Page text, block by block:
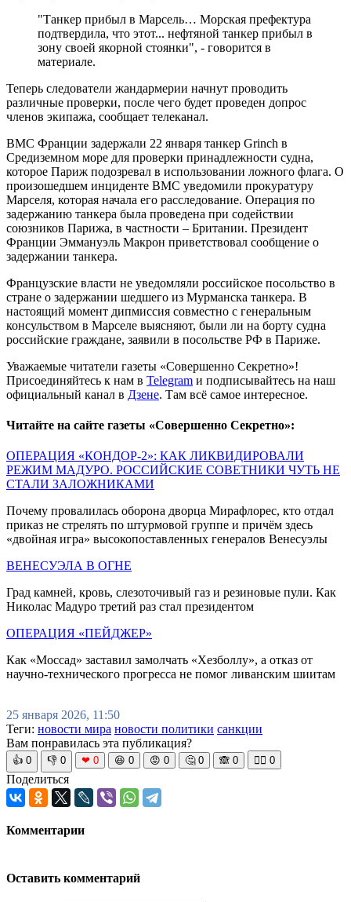
"Танкер прибыл в Марсель… Морская префектура
подтвердила, что этот... нефтяной танкер прибыл в
зону своей якорной стоянки", - говорится в
материале.
Теперь следователи жандармерии начнут проводить
различные проверки, после чего будет проведен допрос
членов экипажа, сообщает телеканал.
ВМС Франции задержали 22 января танкер Grinch в
Средиземном море для проверки принадлежности судна,
которое Париж подозревал в использовании ложного флага. О
произошедшем инциденте ВМС уведомили прокуратуру
Марселя, которая начала его расследование. Операция по
задержанию танкера была проведена при содействии
союзников Парижа, в частности – Британии. Президент
Франции Эммануэль Макрон приветствовал сообщение о
задержании танкера.
Французские власти не уведомляли российское посольство в
стране о задержании шедшего из Мурманска танкера. В
настоящий момент дипмиссия совместно с генеральным
консульством в Марселе выясняют, были ли на борту судна
российские граждане, заявили в посольстве РФ в Париже.
Уважаемые читатели газеты «Совершенно Секретно»!
Присоединяйтесь к нам в Telegram и подписывайтесь на наш
официальный канал в Дзене. Там всё самое интересное.
Читайте на сайте газеты «Совершенно Секретно»:
ОПЕРАЦИЯ «КОНДОР-2»: КАК ЛИКВИДИРОВАЛИ
РЕЖИМ МАДУРО. РОССИЙСКИЕ СОВЕТНИКИ ЧУТЬ НЕ
СТАЛИ ЗАЛОЖНИКАМИ
Почему провалилась оборона дворца Мирафлорес, кто отдал
приказ не стрелять по штурмовой группе и причём здесь
«двойная игра» высокопоставленных генералов Венесуэлы
ВЕНЕСУЭЛА В ОГНЕ
Град камней, кровь, слезоточивый газ и резиновые пули. Как
Николас Мадуро третий раз стал президентом
ОПЕРАЦИЯ «ПЕЙДЖЕР»
Как «Моссад» заставил замолчать «Хезболлу», а отказ от
научно-технического прогресса не помог ливанским шиитам
25 января 2026, 11:50
Теги: новости мира новости политики санкции
Вам понравилась эта публикация?
👍 0 👎 0 ❤ 0 😆 0 😡 0 🤔 0 🙈 0 🧘‍♀️ 0
Поделиться
Комментарии
Оставить комментарий